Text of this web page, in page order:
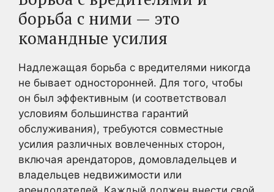
борьба с ними — это
командные усилия
Надлежащая борьба с вредителями никогда
не бывает односторонней. Для того, чтобы
он был эффективным (и соответствовал
условиям большинства гарантий
обслуживания), требуются совместные
усилия различных вовлеченных сторон,
включая арендаторов, домовладельцев и
владельцев недвижимости или